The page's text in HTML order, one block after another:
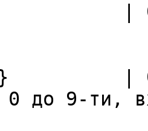
|
|
0 до 9-ти,